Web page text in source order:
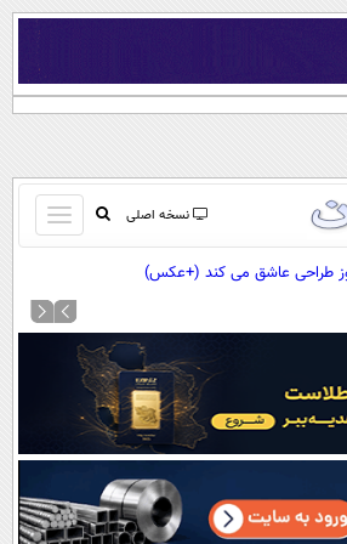
نسخه اصلی
باز
و
کردن
صفحه اول
آرشیو
نظرسنجی
آب و هوا
اوقات شرعی
سواد زندگی